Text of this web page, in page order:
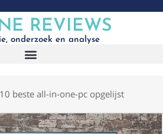
REVIEWS
onderzoek en analyse
beste all-in-one-pc opgelijst